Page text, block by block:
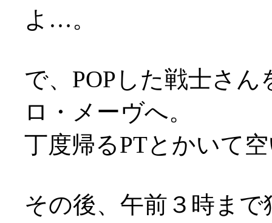
よ…。
で、POPした戦士さ
ロ・メーヴへ。
丁度帰るPTとかいて
その後、午前３時ま